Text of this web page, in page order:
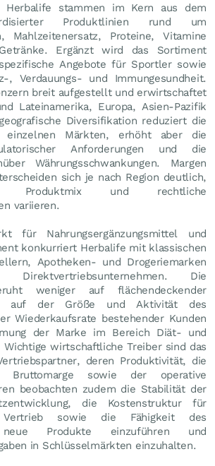
Herbalife stammen im Kern aus dem
Produktlinien rund um
Mahlzeitenersatz, Proteine, Vitamine
Ergänzt wird das Sortiment
Angebote für Sportler sowie
, Verdauungs- und Immungesundheit.
breit aufgestellt und erwirtschaftet
Lateinamerika, Europa, Asien-Pazifik
Diversifikation reduziert die
einzelnen Märkten, erhöht aber die
Anforderungen und die
Währungsschwankungen. Margen
sich je nach Region deutlich,
Produktmix und rechtliche
variieren.
für Nahrungsergänzungsmittel und
konkurriert Herbalife mit klassischen
Apotheken- und Drogeriemarken
Die
weniger auf flächendeckender
auf der Größe und Aktivität des
Wiederkaufsrate bestehender Kunden
der Marke im Bereich Diät- und
wirtschaftliche Treiber sind das
deren Produktivität, die
Bruttomarge sowie der operative
beobachten zudem die Stabilität der
die Kostenstruktur für
sowie die Fähigkeit des
neue Produkte einzuführen und
in Schlüsselmärkten einzuhalten.